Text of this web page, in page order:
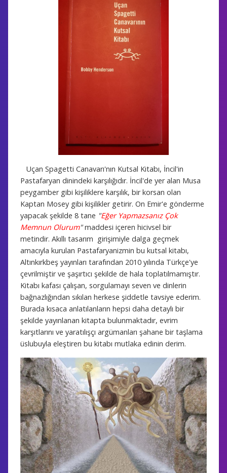
Uçan Spagetti Canavarı'nın Kutsal Kitabı, İncil'in
Pastafaryan dinindeki karşılığıdır. İncil'de yer alan Musa
peygamber gibi kişiliklere karşılık, bir korsan olan
Kaptan Mosey gibi kişilikler getirir. On Emir'e gönderme
yapacak şekilde 8 tane "Eğer Yapmazsanız Çok
Memnun Olurum"maddesi içeren hicivsel bir
metindir. Akıllı tasarım girişimiyle dalga geçmek
amacıyla kurulan Pastafaryanizmin bu kutsal kitabı,
Altınkırkbeş yayınları tarafından 2010 yılında Türkçe'ye
çevrilmiştir ve şaşırtıcı şekilde de hala toplatılmamıştır.
Kitabı kafası çalışan, sorgulamayı seven ve dinlerin
bağnazlığından sıkılan herkese şiddetle tavsiye ederim.
Burada kısaca anlatılanların hepsi daha detaylı bir
şekilde yayınlanan kitapta bulunmaktadır, evrim
karşıtlarını ve yaratılışçı argümanları şahane bir taşlama
üslubuyla eleştiren bu kitabı mutlaka edinin derim.